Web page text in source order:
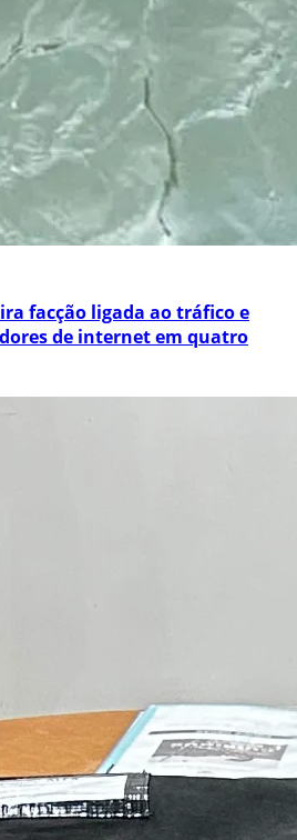
facção ligada ao tráfico e
de internet em quatro